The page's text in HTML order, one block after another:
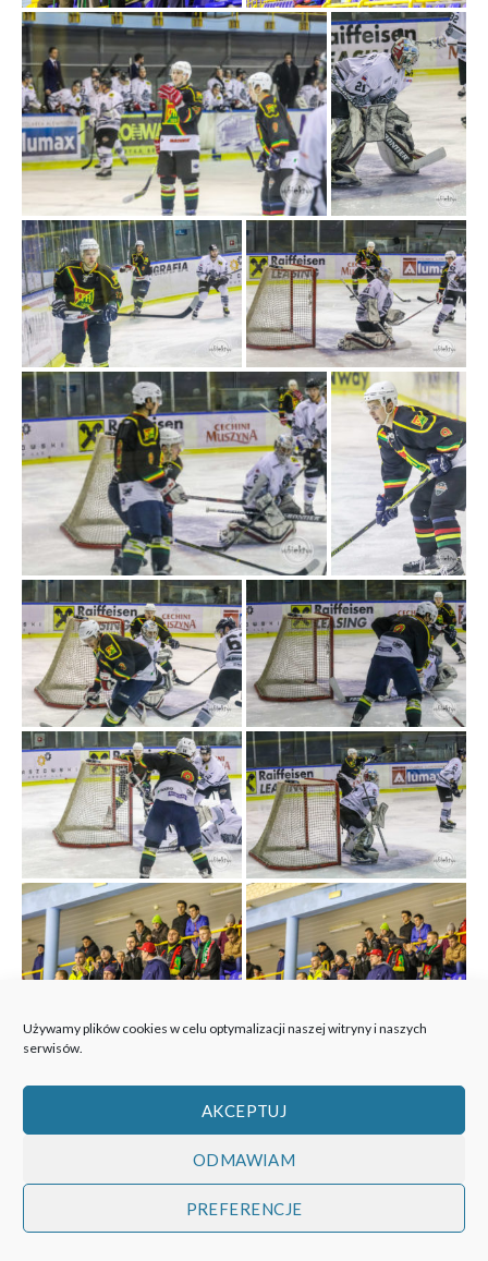
Używamy plików cookies w celu optymalizacji naszej witryny i naszych
serwisów.
AKCEPTUJ
ODMAWIAM
PREFERENCJE